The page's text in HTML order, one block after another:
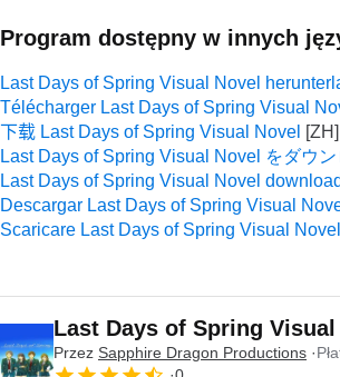
Program dostępny w innych
Last Days of Spring Visual Novel
Télécharger Last Days of Spring Visual
下载 Last Days of Spring Visual Novel
Last Days of Spring Visual Novel をダウ
Last Days of Spring Visual Novel download
Descargar Last Days of Spring Visual
Scaricare Last Days of Spring Visual Novel
Last Days of Spring Visual
Przez Sapphire Dragon Productions